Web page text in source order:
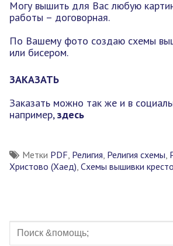
Могу вышить для Вас любую
работы – договорная.
По Вашему фото создаю схемы
или бисером.
ЗАКАЗАТЬ
Заказать можно так же и в
например,здесь
Метки PDF Религия Религия схемы
Христово (Хаед) Схемы вышивки
Найти: